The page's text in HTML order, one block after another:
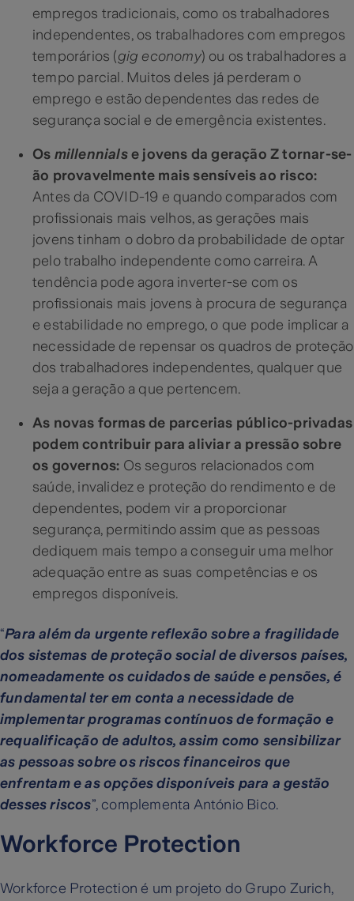
empregos tradicionais, como os trabalhadores
independentes, os trabalhadores com empregos
temporários (gig economy) ou os trabalhadores a
tempo parcial. Muitos deles já perderam o
emprego e estão dependentes das redes de
segurança social e de emergência existentes.
Os millennialse jovens da geração Z tornar-se-
ão provavelmente mais sensíveis ao risco:
Antes da COVID-19 e quando comparados com
profissionais mais velhos, as gerações mais
jovens tinham o dobro da probabilidade de optar
pelo trabalho independente como carreira. A
tendência pode agora inverter-se com os
profissionais mais jovens à procura de segurança
e estabilidade no emprego, o que pode implicar a
necessidade de repensar os quadros de proteção
dos trabalhadores independentes, qualquer que
seja a geração a que pertencem.
As novas formas de parcerias público-privadas
podem contribuir para aliviar a pressão sobre
os governos: Os seguros relacionados com
saúde, invalidez e proteção do rendimento e de
dependentes, podem vir a proporcionar
segurança, permitindo assim que as pessoas
dediquem mais tempo a conseguir uma melhor
adequação entre as suas competências e os
empregos disponíveis.
“Para além da urgente reflexão sobre a fragilidade
dos sistemas de proteção social de diversos países,
nomeadamente os cuidados de saúde e pensões, é
fundamental ter em conta a necessidade de
implementar programas contínuos de formação e
requalificação de adultos, assim como sensibilizar
as pessoas sobre os riscos financeiros que
enfrentam e as opções disponíveis para a gestão
desses riscos”, complementa António Bico.
Workforce Protection
Workforce Protection é um projeto do Grupo Zurich,